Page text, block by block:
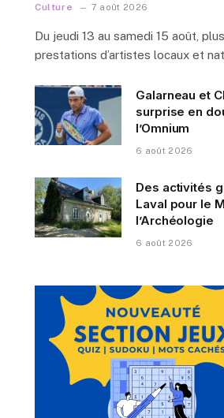
Culture 7 août 2026
Du jeudi 13 au samedi 15 août,
prestations d’artistes locaux et
Galarneau et
surprise en
l’Omnium
6 août 2026
Des activités
Laval pour le
l’Archéologie
6 août 2026